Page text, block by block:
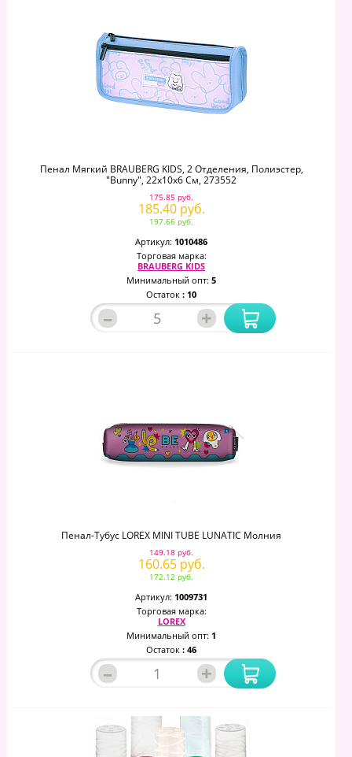
Пенал Мягкий BRAUBERG KIDS, 2 Отделения, Полиэстер,
"Bunny", 22x10x6 См, 273552
175.85 руб.
185.40 руб.
197.66 руб.
Артикул: 1010486
Торговая марка:
BRAUBERG KIDS
Минимальный опт: 5
Остаток : 10
– +
Пенал-Тубус LOREX MINI TUBE LUNATIC Молния
149.18 руб.
160.65 руб.
172.12 руб.
Артикул: 1009731
Торговая марка:
LOREX
Минимальный опт: 1
Остаток : 46
– +